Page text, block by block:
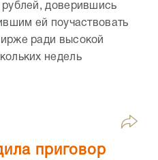
доверившись
ей поучаствовать
ради высокой
недель
приговор